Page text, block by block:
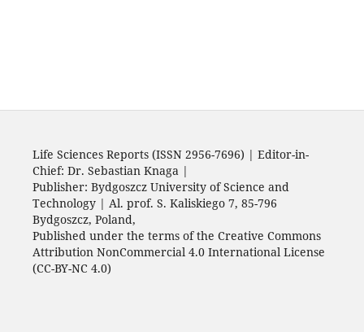
Life Sciences Reports (ISSN 2956-7696) | Editor-in-
Chief: Dr. Sebastian Knaga |
Publisher: Bydgoszcz University of Science and
Technology | Al. prof. S. Kaliskiego 7, 85-796
Bydgoszcz, Poland,
Published under the terms of the Creative Commons
Attribution NonCommercial 4.0 International License
(CC-BY-NC 4.0)